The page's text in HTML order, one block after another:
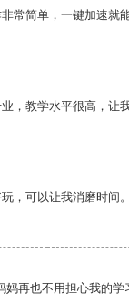
常简单，一键加速就
，教学水平很高，让
，可以让我消磨时间。
妈再也不用担心我的学